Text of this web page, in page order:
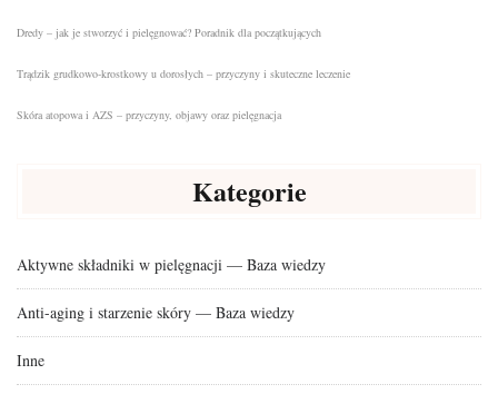
Dredy – jak je stworzyć i pielęgnować? Poradnik dla początkujących
Trądzik grudkowo-krostkowy u dorosłych – przyczyny i skuteczne leczenie
Skóra atopowa i AZS – przyczyny, objawy oraz pielęgnacja
Kategorie
Aktywne składniki w pielęgnacji — Baza wiedzy
Anti-aging i starzenie skóry — Baza wiedzy
Inne